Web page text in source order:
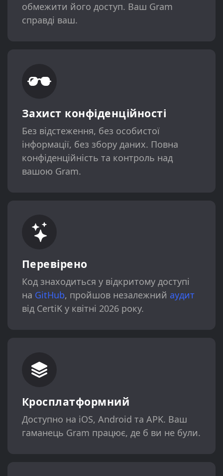
обмежити його доступ. Ваш Gram
справді ваш.
Захист конфіденційності
Без відстеження, без особистої
інформації, без збору даних. Повна
конфіденційність та контроль над
вашою Gram.
Перевірено
Код знаходиться у відкритому доступі
на GitHub, пройшов незалежний аудит
від CertiK у квітні 2026 року.
Кросплатформний
Доступно на iOS, Android та APK. Ваш
гаманець Gram працює, де б ви не були.